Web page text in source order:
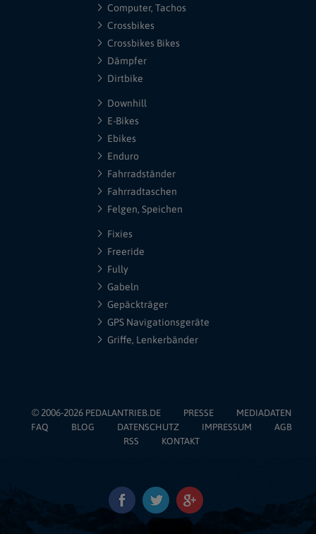
Computer, Tachos
Crossbikes
Crossbikes Bikes
Dämpfer
Dirtbike
Downhill
E-Bikes
Ebikes
Enduro
Fahrradständer
Fahrradtaschen
Felgen, Speichen
Fixies
Freeride
Fully
Gabeln
Gepäckträger
GPS Navigationsgeräte
Griffe, Lenkerbänder
© 2006-2026 PEDALANTRIEB.DE PRESSE
MEDIADATEN
FAQ
BLOG DATENSCHUTZ IMPRESSUM
AGB
RSS
KONTAKT